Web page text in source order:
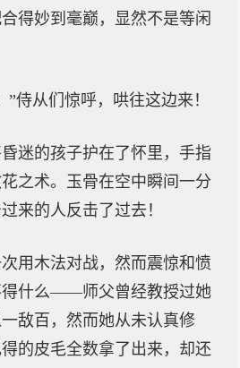
得妙到毫巅，显然不是等闲
侍从们惊呼，哄往这边来！
迷的孩子护在了怀里，手指
之术。玉骨在空中瞬间一分
来的人反击了过去！
用木法对战，然而震惊和愤
得什么——师父曾经教授过她
敌百，然而她从未认真修
的皮毛全数拿了出来，却还